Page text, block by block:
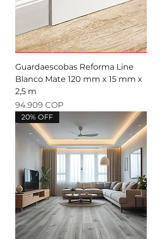
Guardaescobas Reforma Line
Blanco Mate 120 mm x 15 mm x
2,5 m
Precio
94.909 COP
20% OFF